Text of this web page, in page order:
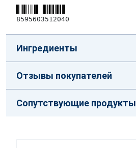
8595603512040
Ингредиенты
Отзывы покупателей
Сопутствующие продукты